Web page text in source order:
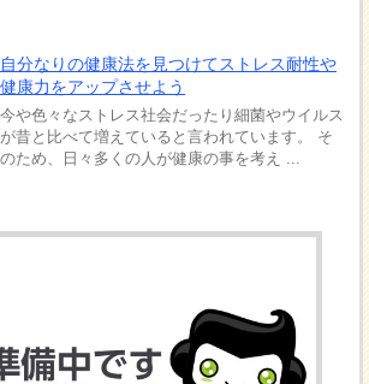
自分なりの健康法を見つけてストレス耐性や
健康力をアップさせよう
今や色々なストレス社会だったり細菌やウイルス
が昔と比べて増えていると言われています。 そ
のため、日々多くの人が健康の事を考え ...